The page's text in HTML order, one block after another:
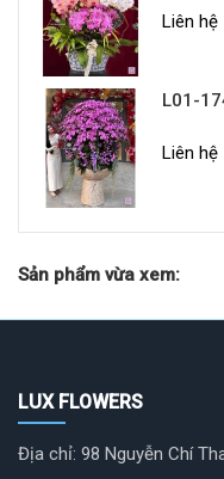
Liên hệ
L01-
Liên hệ
Sản phẩm vừa xem:
LUX FLOWERS
Địa chỉ: 98 Nguyễn Chí